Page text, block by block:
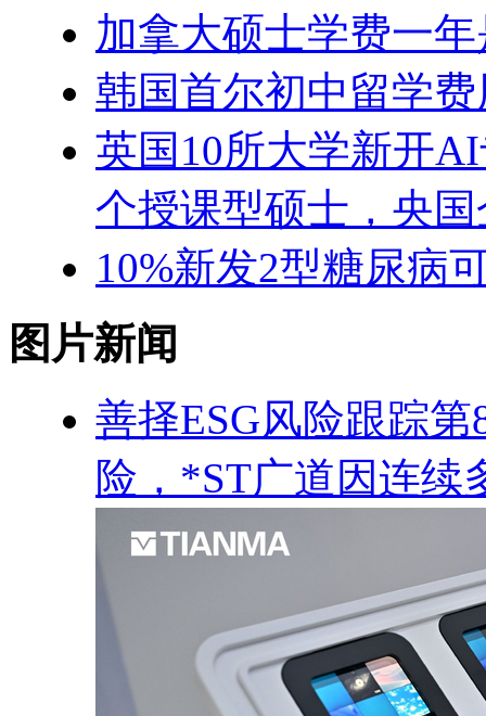
加拿大硕士学费一
韩国首尔初中留学
英国10所大学新开
个授课型硕士，央
10%新发2型糖尿病
图片新闻
善择ESG风险跟踪
险，*ST广道因连续